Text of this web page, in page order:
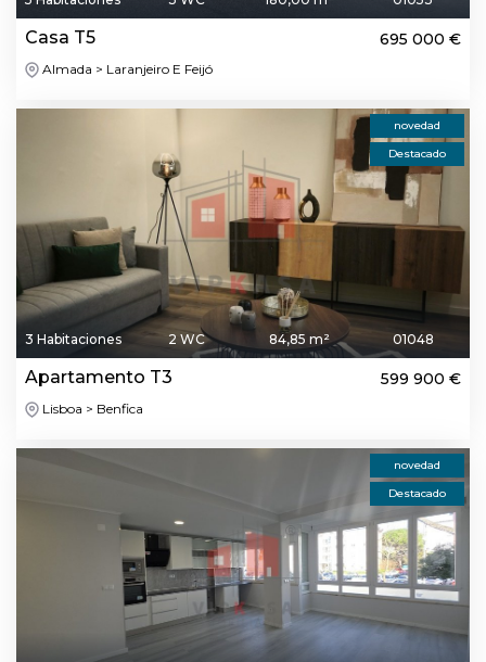
Casa T5 695 000 €
Almada > Laranjeiro E Feijó
novedad
Destacado
3 Habitaciones 2 WC 84,85 m² 01048
Apartamento T3 599 900 €
Lisboa > Benfica
novedad
Destacado